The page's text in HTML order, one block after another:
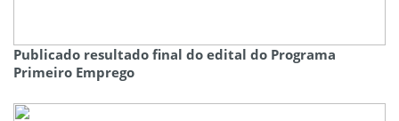
Publicado resultado final do edital do Programa
Primeiro Emprego